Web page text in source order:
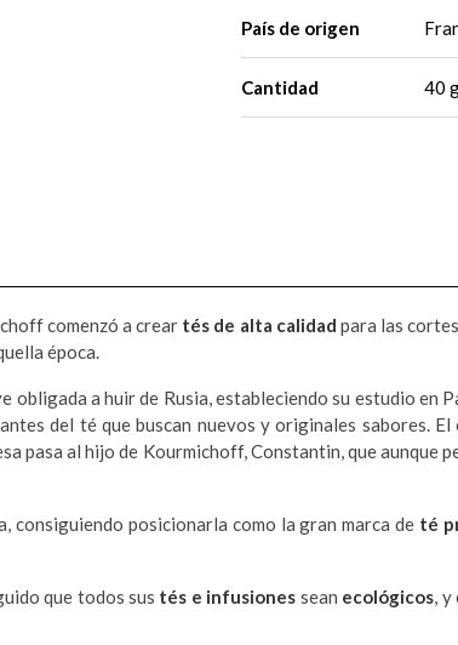
País de origen
Cantidad 40
comenzó a crear tés de alta calidad para las
época.
a huir de Rusia, estableciendo su estudio en
del té que buscan nuevos y originales sabores.
pasa al hijo de Kourmichoff, Constantin, que
consiguiendo posicionarla como la gran marca de té
que todos sus tés e infusiones sean ecológicos, y